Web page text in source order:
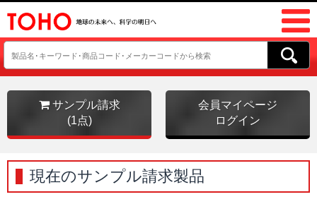
サンプル請求
(1点)
会員マイページ
ログイン
現在のサンプル請求製品